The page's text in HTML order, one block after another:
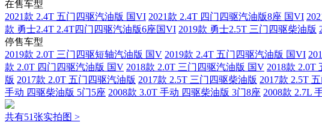
在售车型
2021款 2.4T 五门四驱汽油版 国VI 2021款 2.4T 四门四驱汽油版8座 国VI
款 勇士2.4T 2.4T四门四驱汽油版6座国VI 2019款 勇士2.5T 三门四驱柴油版
停售车型
2019款 2.0T 三门四驱短轴汽油版 国V 2019款 2.4T 五门四驱汽油版 国VI
款 2.0T 四门四驱汽油版 国V 2018款 2.0T 三门四驱汽油版 国V 2018款 2.0T
版 2017款 2.0T 五门四驱汽油版 2017款 2.5T 三门四驱柴油版 2017款 2.5T
手动 四驱柴油版 5门5座 2008款 3.0T 手动 四驱柴油版 3门8座 2008款 2.7L
共有51张实拍图 >